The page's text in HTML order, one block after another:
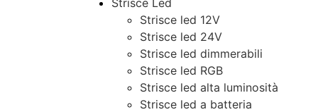
Strisce Led
Strisce led 12V
Strisce led 24V
Strisce led dimmerabili
Strisce led RGB
Strisce led alta luminosità
Strisce led a batteria